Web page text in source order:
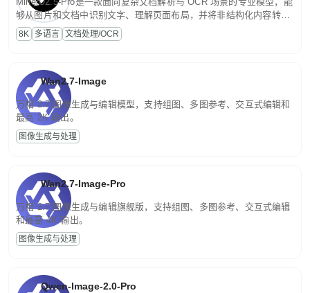
够从图片和文档中识别文字、理解页面布局，并将非结构化内容转换
为便于存储、检索和二次处理的结构化结果。
8K 多语言 文档处理/OCR
Wan2.7-Image
万相 2.7 图像生成与编辑模型，支持组图、多图参考、交互式编辑和
最高 2K 输出。
图像生成与处理
Wan2.7-Image-Pro
万相 2.7 图像生成与编辑旗舰版，支持组图、多图参考、交互式编辑
和最高 4K 输出。
图像生成与处理
Qwen-Image-2.0-Pro